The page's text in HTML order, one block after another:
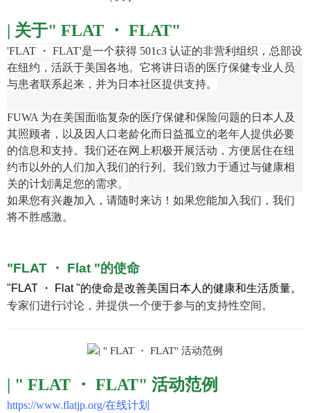
| 关于" FLAT ・ FLAT"
'FLAT ・ FLAT'是一个获得 501c3 认证的非营利组织，总部设
在纽约，活跃于美国各地。它将讲日语的医疗保健专业人员
与患者联系起来，并为日本社区提供支持。
FUWA 为在美国面临复杂的医疗保健和保险问题的日本人及
其照顾者，以及因人口老龄化而日益孤立的老年人提供必要
的信息和支持。我们还在网上积极开展活动，方便居住在纽
约市以外的人们加入我们的行列。我们致力于通过与健康相
关的计划满足您的需求。
如果您有兴趣加入，请随时来访！如果您能加入我们，我们
将不胜感激。
"FLAT ・ Flat "的使命
"FLAT ・ Flat "的使命是改善美国日本人的健康和生活质量。
专家们进行讨论，并提供一个便于参与的支持性空间。
| " FLAT ・ FLAT" 活动范例
https://www.flatjp.org/在线计划